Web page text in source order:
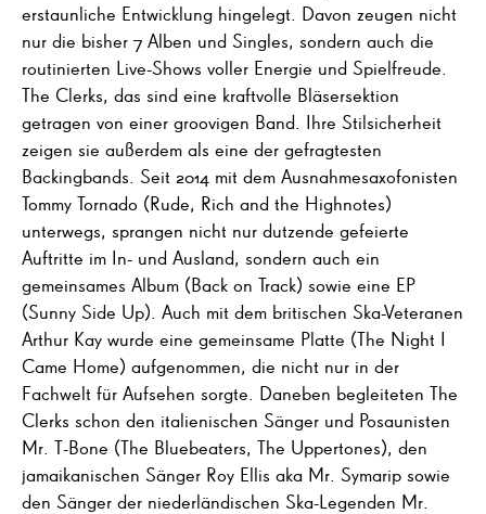
erstaunliche Entwicklung hingelegt. Davon zeugen nicht
nur die bisher 7 Alben und Singles, sondern auch die
routinierten Live-Shows voller Energie und Spielfreude.
The Clerks, das sind eine kraftvolle Bläsersektion
getragen von einer groovigen Band. Ihre Stilsicherheit
zeigen sie außerdem als eine der gefragtesten
Backingbands. Seit 2014 mit dem Ausnahmesaxofonisten
Tommy Tornado (Rude, Rich and the Highnotes)
unterwegs, sprangen nicht nur dutzende gefeierte
Auftritte im In- und Ausland, sondern auch ein
gemeinsames Album (Back on Track) sowie eine EP
(Sunny Side Up). Auch mit dem britischen Ska-Veteranen
Arthur Kay wurde eine gemeinsame Platte (The Night I
Came Home) aufgenommen, die nicht nur in der
Fachwelt für Aufsehen sorgte. Daneben begleiteten The
Clerks schon den italienischen Sänger und Posaunisten
Mr. T-Bone (The Bluebeaters, The Uppertones), den
jamaikanischen Sänger Roy Ellis aka Mr. Symarip sowie
den Sänger der niederländischen Ska-Legenden Mr.